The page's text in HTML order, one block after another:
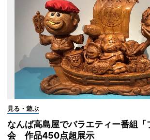
見る・遊ぶ
なんば高島屋でバラエティー番組「
会 作品450点超展示